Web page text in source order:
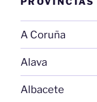
A Coruña
Alava
Albacete